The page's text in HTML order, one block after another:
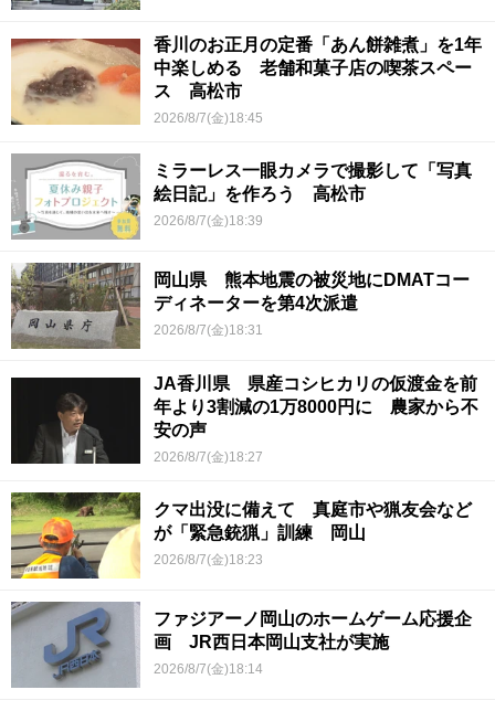
香川のお正月の定番「あん餅雑煮」を1年
中楽しめる 老舗和菓子店の喫茶スペー
ス 高松市
2026/8/7(金)18:45
ミラーレス一眼カメラで撮影して「写真
絵日記」を作ろう 高松市
2026/8/7(金)18:39
岡山県 熊本地震の被災地にDMATコー
ディネーターを第4次派遣
2026/8/7(金)18:31
JA香川県 県産コシヒカリの仮渡金を前
年より3割減の1万8000円に 農家から不
安の声
2026/8/7(金)18:27
クマ出没に備えて 真庭市や猟友会など
が「緊急銃猟」訓練 岡山
2026/8/7(金)18:23
ファジアーノ岡山のホームゲーム応援企
画 JR西日本岡山支社が実施
2026/8/7(金)18:14